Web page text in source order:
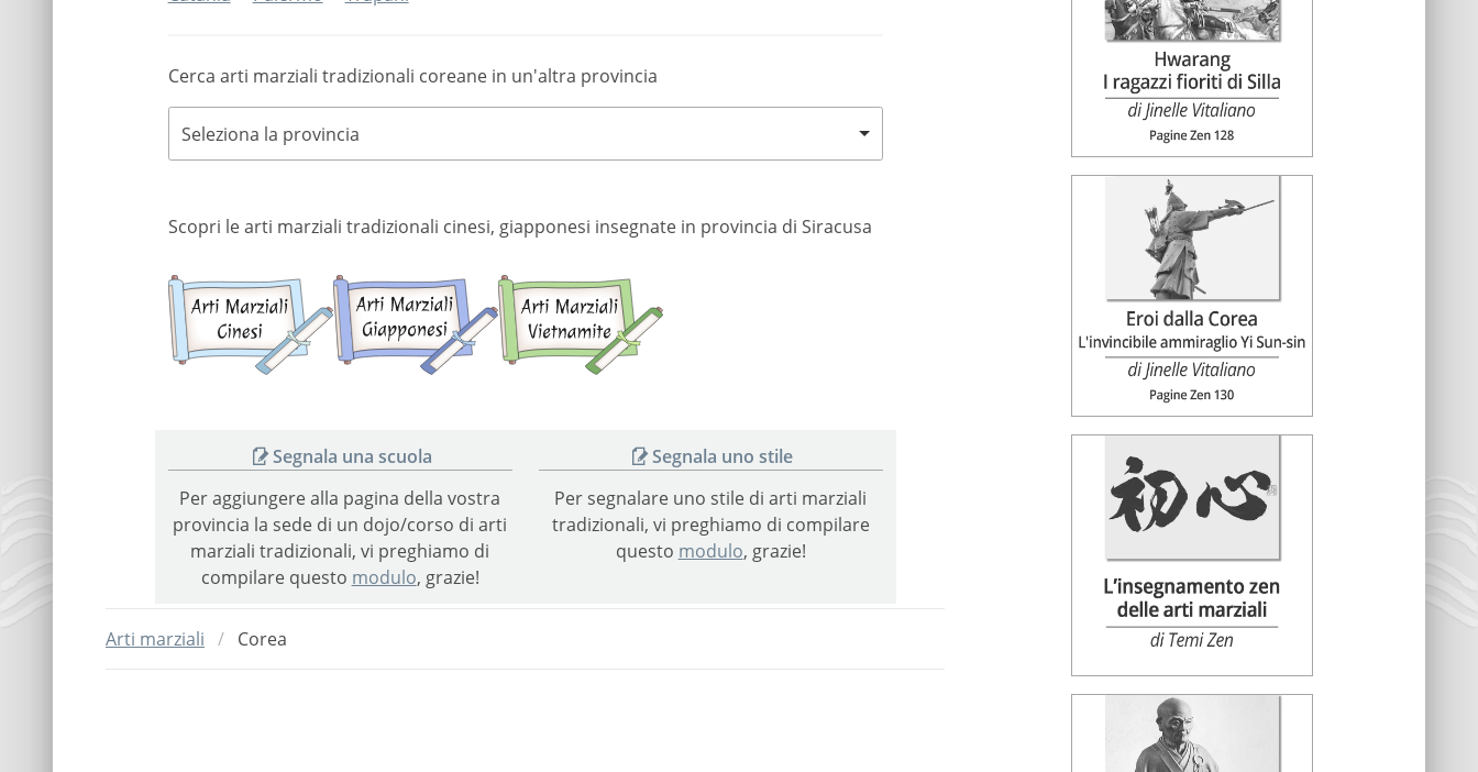
Cerca arti marziali tradizionali coreane in un'altra provincia
Seleziona la provincia
Scopri le arti marziali tradizionali cinesi, giapponesi insegnate in provincia di Siracusa
Arti
marziali
cinesi
Arti
marziali
giapponesi
marziali
Segnala una scuola
Per aggiungere alla pagina della vostra
provincia la sede di un dojo/corso di arti
marziali tradizionali, vi preghiamo di
compilare questo modulo, grazie!
Segnala uno stile
Per segnalare uno stile di arti marziali
tradizionali, vi preghiamo di compilare
questo modulo, grazie!
Arti marziali Corea